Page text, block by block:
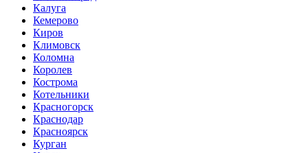
Калуга
Кемерово
Киров
Климовск
Коломна
Королев
Кострома
Котельники
Красногорск
Краснодар
Красноярск
Курган